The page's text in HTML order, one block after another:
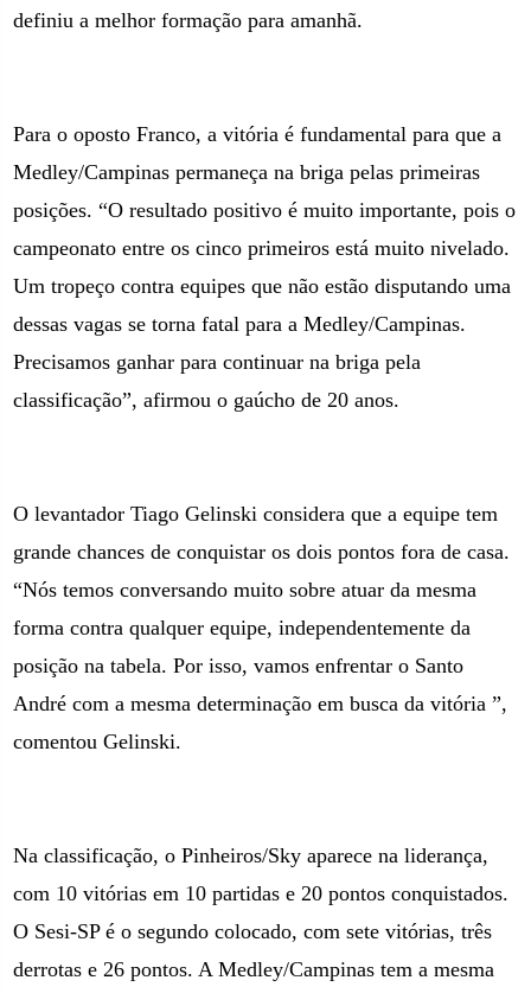
definiu a melhor formação para amanhã.
Para o oposto Franco, a vitória é fundamental para que a
Medley/Campinas permaneça na briga pelas primeiras
posições. “O resultado positivo é muito importante, pois o
campeonato entre os cinco primeiros está muito nivelado.
Um tropeço contra equipes que não estão disputando uma
dessas vagas se torna fatal para a Medley/Campinas.
Precisamos ganhar para continuar na briga pela
classificação”, afirmou o gaúcho de 20 anos.
O levantador Tiago Gelinski considera que a equipe tem
grande chances de conquistar os dois pontos fora de casa.
“Nós temos conversando muito sobre atuar da mesma
forma contra qualquer equipe, independentemente da
posição na tabela. Por isso, vamos enfrentar o Santo
André com a mesma determinação em busca da vitória ”,
comentou Gelinski.
Na classificação, o Pinheiros/Sky aparece na liderança,
com 10 vitórias em 10 partidas e 20 pontos conquistados.
O Sesi-SP é o segundo colocado, com sete vitórias, três
derrotas e 26 pontos. A Medley/Campinas tem a mesma